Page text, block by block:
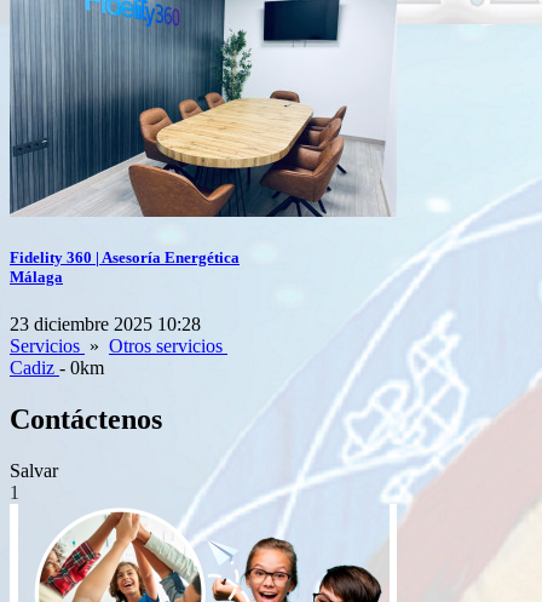
Fidelity 360 | Asesoría Energética
Málaga
23 diciembre 2025 10:28
Servicios » Otros servicios
Cadiz - 0km
Contáctenos
Salvar
1